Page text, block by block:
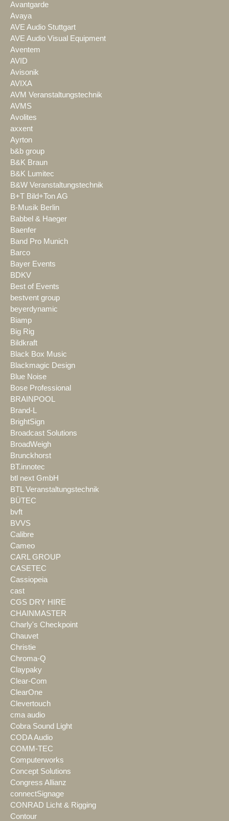
Avantgarde
Avaya
AVE Audio Stuttgart
AVE Audio Visual Equipment
Aventem
AVID
Avisonik
AVIXA
AVM Veranstaltungstechnik
AVMS
Avolites
axxent
Ayrton
b&b group
B&K Braun
B&K Lumitec
B&W Veranstaltungstechnik
B+T Bild+Ton AG
B-Musik Berlin
Babbel & Haeger
Baenfer
Band Pro Munich
Barco
Bayer Events
BDKV
Best of Events
bestvent group
beyerdynamic
Biamp
Big Rig
Bildkraft
Black Box Music
Blackmagic Design
Blue Noise
Bose Professional
BRAINPOOL
Brand-L
BrightSign
Broadcast Solutions
BroadWeigh
Brunckhorst
BT.innotec
btl next GmbH
BTL Veranstaltungstechnik
BÜTEC
bvft
BVVS
Calibre
Cameo
CARL GROUP
CASETEC
Cassiopeia
cast
CGS DRY HIRE
CHAINMASTER
Charly's Checkpoint
Chauvet
Christie
Chroma-Q
Claypaky
Clear-Com
ClearOne
Clevertouch
cma audio
Cobra Sound Light
CODA Audio
COMM-TEC
Computerworks
Concept Solutions
Congress Allianz
connectSignage
CONRAD Licht & Rigging
Contour